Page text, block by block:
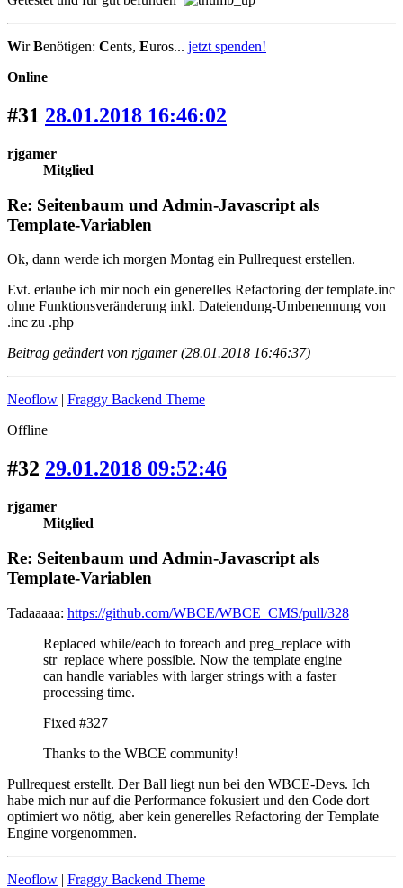
WirBenötigen: Cents, Euros... jetzt spenden!
Online
#31 28.01.2018 16:46:02
rjgamer
Mitglied
Re: Seitenbaum und Admin-Javascript als
Template-Variablen
Ok, dann werde ich morgen Montag ein Pullrequest erstellen.
Evt. erlaube ich mir noch ein generelles Refactoring der template.inc
ohne Funktionsveränderung inkl. Dateiendung-Umbenennung von
.inc zu .php
Beitrag geändert von rjgamer (28.01.2018 16:46:37)
Neoflow | Fraggy Backend Theme
Offline
#32 29.01.2018 09:52:46
rjgamer
Mitglied
Re: Seitenbaum und Admin-Javascript als
Template-Variablen
Tadaaaaa: https://github.com/WBCE/WBCE_CMS/pull/328
Replaced while/each to foreach and preg_replace with
str_replace where possible. Now the template engine
can handle variables with larger strings with a faster
processing time.
Fixed #327
Thanks to the WBCE community!
Pullrequest erstellt. Der Ball liegt nun bei den WBCE-Devs. Ich
habe mich nur auf die Performance fokusiert und den Code dort
optimiert wo nötig, aber kein generelles Refactoring der Template
Engine vorgenommen.
Neoflow | Fraggy Backend Theme